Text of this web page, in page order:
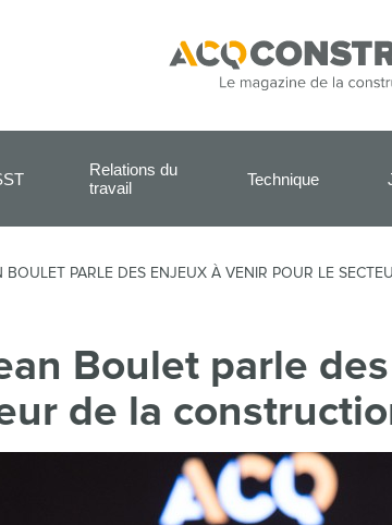
Relations du
travail
Technique
PARLE DES ENJEUX À VENIR POUR LE
Boulet parle
de la